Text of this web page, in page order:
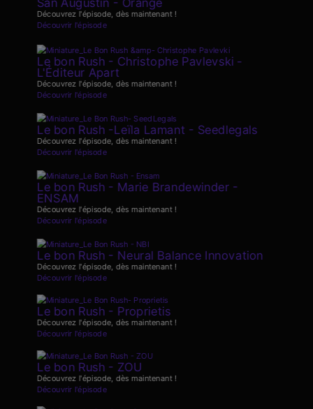
Découvrez l'épisode, dès maintenant !
Découvrir l'épisode
Le bon Rush - Christophe Pavlevski -
L'Éditeur Apart
Découvrez l'épisode, dès maintenant !
Découvrir l'épisode
Le bon Rush -Leïla Lamant - Seedlegals
Découvrez l'épisode, dès maintenant !
Découvrir l'épisode
Le bon Rush - Marie Brandewinder -
ENSAM
Découvrez l'épisode, dès maintenant !
Découvrir l'épisode
Le bon Rush - Neural Balance Innovation
Découvrez l'épisode, dès maintenant !
Découvrir l'épisode
Le bon Rush - Proprietis
Découvrez l'épisode, dès maintenant !
Découvrir l'épisode
Le bon Rush - ZOU
Découvrez l'épisode, dès maintenant !
Découvrir l'épisode